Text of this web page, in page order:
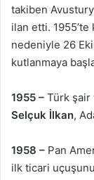
takiben
ilan etti.
nedeniyle 26
kutlanmaya
1955 – Türk şair
Selçuk İlkan,
1958 – Pan
ilk ticari